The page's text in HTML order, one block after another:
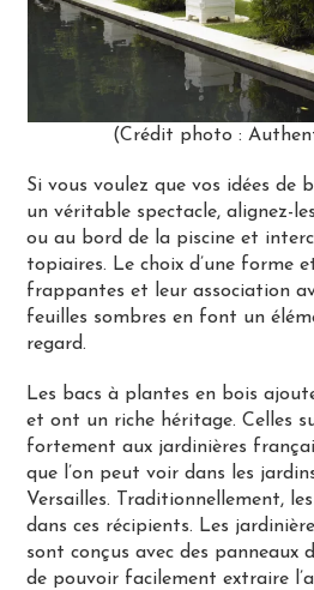
(Crédit photo :
Si vous voulez que vos idées de
un véritable spectacle, alignez-
ou au bord de la piscine et
topiaires. Le choix d’une forme
frappantes et leur association
feuilles sombres en font un
regard.
Les bacs à plantes en bois
et ont un riche héritage. Celles
fortement aux jardinières
que l’on peut voir dans les
Versailles. Traditionnellement,
dans ces récipients. Les
sont conçus avec des panneaux
de pouvoir facilement extraire